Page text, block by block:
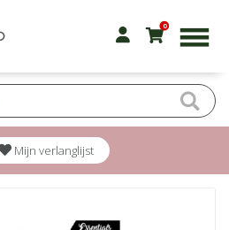
0
Mijn verlanglijst